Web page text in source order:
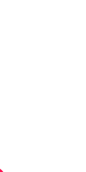
საჭრელი დისკი